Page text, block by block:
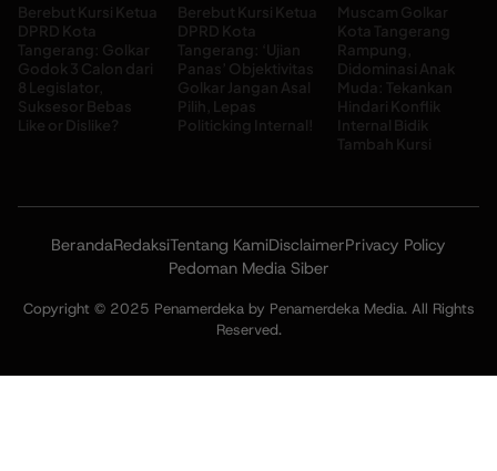
Berebut Kursi Ketua
DPRD Kota
Tangerang: Golkar
Godok 3 Calon dari
8 Legislator,
Suksesor Bebas
Like or Dislike?
Berebut Kursi Ketua
DPRD Kota
Tangerang: ‘Ujian
Panas’ Objektivitas
Golkar Jangan Asal
Pilih, Lepas
Politicking Internal!
Muscam Golkar
Kota Tangerang
Rampung,
Didominasi Anak
Muda: Tekankan
Hindari Konflik
Internal Bidik
Tambah Kursi
BerandaRedaksiTentang KamiDisclaimerPrivacy Policy
Pedoman Media Siber
Copyright © 2025 Penamerdeka by Penamerdeka Media. All Rights
Reserved.